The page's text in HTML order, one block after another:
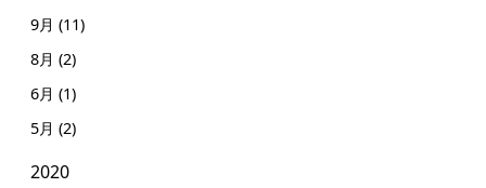
9月 (11)
8月 (2)
6月 (1)
5月 (2)
2020